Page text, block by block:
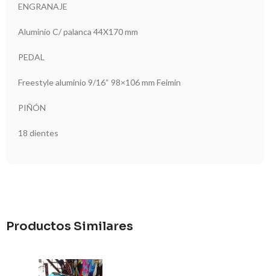
ENGRANAJE
Aluminio C/ palanca 44X170 mm
PEDAL
Freestyle aluminio 9/16“ 98×106 mm Feimin
PIÑÓN
18 dientes
Productos Similares